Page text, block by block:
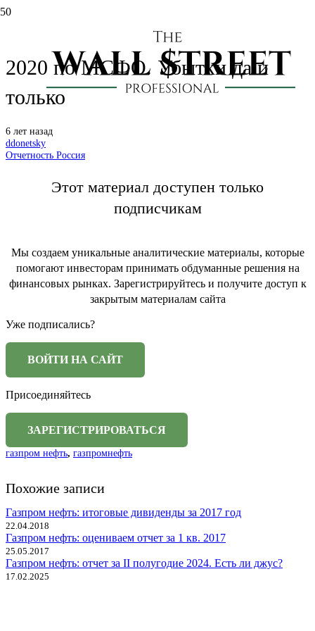
Газпром нефть: отчет за 1 кв.
2020 по МСФО. Убытки да и
только
6 лет назад
ddonetsky
Отчетность Россия
Этот материал доступен только
подписчикам
Мы создаем уникальные аналитические материалы, которые
помогают инвесторам принимать обдуманные решения на
финансовых рынках. Зарегистрируйтесь и получите доступ к
закрытым материалам сайта
Уже подписались?
Присоединяйтесь
газпром нефть, газпромнефть
Похожие записи
Газпром нефть: итоговые дивиденды за 2017 год
22.04.2018
Газпром нефть: оцениваем отчет за 1 кв. 2017
25.05.2017
Газпром нефть: отчет за II полугодие 2024. Есть ли джус?
17.02.2025